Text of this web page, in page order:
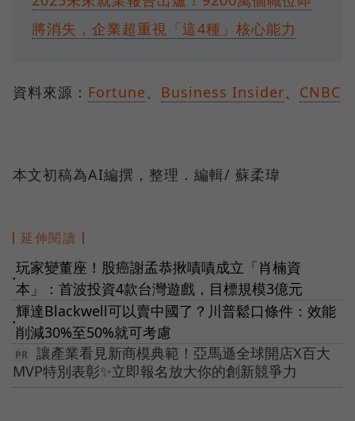
將消失，企業超重視「這4種」核心能力
資料來源： Fortune Business Insider CNBC
本文初稿為AI編撰，整理．編輯/ 蘇柔瑋
延伸閱讀
●
玩家變董座！股癌謝孟恭揪嘖嘖成立「肖楠資
本」：首波投資4款台灣遊戲，目標規模3億元
●
輝達Blackwell可以賣中國了？川普鬆口條件：效能
削減30%至50%就可考慮
讓產業看見新商模典範！亞馬遜全球開店X百大
MVP特別表彰✨立即報名放大你的創新競爭力